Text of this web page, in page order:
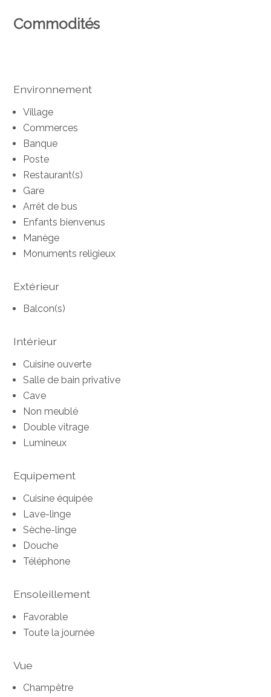
Commodités
Environnement
Village
Commerces
Banque
Poste
Restaurant(s)
Gare
Arrêt de bus
Enfants bienvenus
Manège
Monuments religieux
Extérieur
Balcon(s)
Intérieur
Cuisine ouverte
Salle de bain privative
Cave
Non meublé
Double vitrage
Lumineux
Equipement
Cuisine équipée
Lave-linge
Sèche-linge
Douche
Téléphone
Ensoleillement
Favorable
Toute la journée
Vue
Champêtre